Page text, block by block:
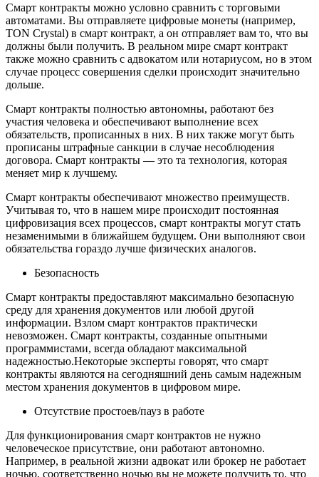
Смарт контракты можно условно сравнить с торговыми
автоматами. Вы отправляете цифровые монеты (например,
TON Crystal) в смарт контракт, а он отправляет вам то, что вы
должны были получить. В реальном мире смарт контракт
также можно сравнить с адвокатом или нотариусом, но в этом
случае процесс совершения сделки происходит значительно
дольше.
Смарт контракты полностью автономны, работают без
участия человека и обеспечивают выполнение всех
обязательств, прописанных в них. В них также могут быть
прописаны штрафные санкции в случае несоблюдения
договора. Смарт контракты — это та технология, которая
меняет мир к лучшему.
Смарт контракты обеспечивают множество преимуществ.
Учитывая то, что в нашем мире происходит постоянная
цифровизация всех процессов, смарт контракты могут стать
незаменимыми в ближайшем будущем. Они выполняют свои
обязательства гораздо лучше физических аналогов.
Безопасность
Смарт контракты предоставляют максимально безопасную
среду для хранения документов или любой другой
информации. Взлом смарт контрактов практически
невозможен. Смарт контракты, созданные опытными
программистами, всегда обладают максимальной
надежностью.Некоторые эксперты говорят, что смарт
контракты являются на сегодняшний день самым надежным
местом хранения документов в цифровом мире.
Отсутствие простоев/пауз в работе
Для функционирования смарт контрактов не нужно
человеческое присутствие, они работают автономно.
Например, в реальной жизни адвокат или брокер не работает
ночью, соответственно ночью вы не можете получить то, что